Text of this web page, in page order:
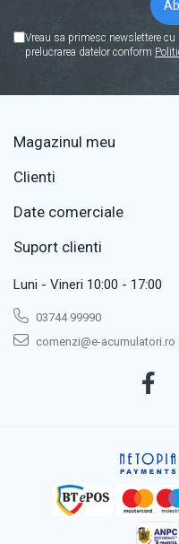
Vreau sa primesc newslettere
prelucrarea datelor conform
Magazinul meu
Clienti
Date comerciale
Suport clienti
Luni - Vineri 10:00 - 17:00
03744 99990
comenzi@e-acumulatori.ro